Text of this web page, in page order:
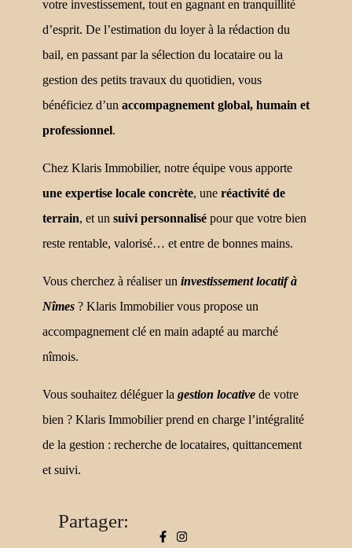
votre investissement, tout en gagnant en tranquillité
d’esprit. De l’estimation du loyer à la rédaction du
bail, en passant par la sélection du locataire ou la
gestion des petits travaux du quotidien, vous
bénéficiez d’un accompagnement global, humain et
professionnel.
Chez Klaris Immobilier, notre équipe vous apporte
une expertise locale concrète, une réactivité de
terrain, et un suivi personnalisé pour que votre bien
reste rentable, valorisé… et entre de bonnes mains.
Vous cherchez à réaliser un investissement locatif à
Nîmes ? Klaris Immobilier vous propose un
accompagnement clé en main adapté au marché
nîmois.
Vous souhaitez déléguer la gestion locative de votre
bien ? Klaris Immobilier prend en charge l’intégralité
de la gestion : recherche de locataires, quittancement
et suivi.
Partager: